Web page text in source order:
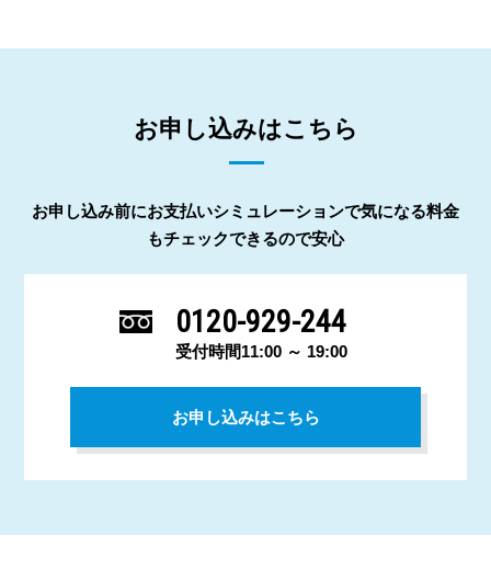
お申し込みはこちら
お申し込み前にお支払いシミュレーションで気になる料金
もチェックできるので安心
0120-929-244
受付時間11:00 ～ 19:00
お申し込みはこちら